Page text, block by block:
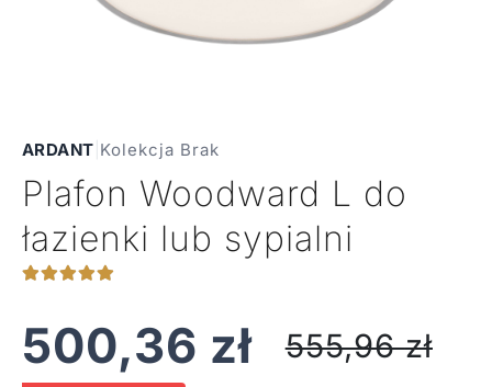
ARDANT Kolekcja Brak
Plafon Woodward L do
łazienki lub sypialni
500,36 zł 555,96zł